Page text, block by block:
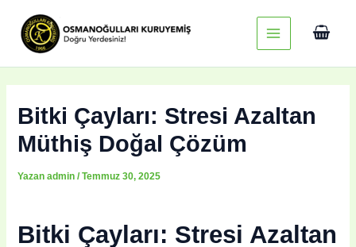
Main
Menu
Bitki Çayları: Stresi Azaltan
Müthiş Doğal Çözüm
Yazan admin/Temmuz 30, 2025
Bitki Çayları: Stresi Azaltan